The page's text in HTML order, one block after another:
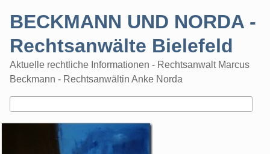
BECKMANN UND NORDA -
Rechtsanwälte Bielefeld
Aktuelle rechtliche Informationen - Rechtsanwalt Marcus
Beckmann - Rechtsanwältin Anke Norda